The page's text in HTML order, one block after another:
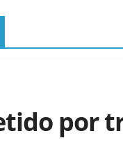
por